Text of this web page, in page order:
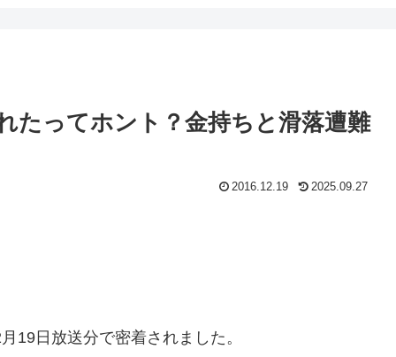
たってホント？金持ちと滑落遭難
2016.12.19 2025.09.27
19日放送分で密着されました。